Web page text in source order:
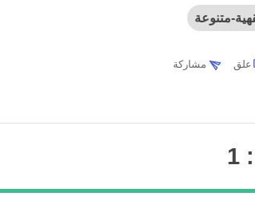
متنوعة
علق مشاركة
1